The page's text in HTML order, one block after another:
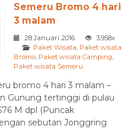
Semeru Bromo 4 hari
3 malam
28 Januari 2016
3.958x
Paket Wisata, Paket wisata
Bromo, Paket wisata Camping,
Paket wisata Semeru
bromo 4 hari 3 malam –
Gunung tertinggi di pulau
M dpl (Puncak
sebutan Jonggring